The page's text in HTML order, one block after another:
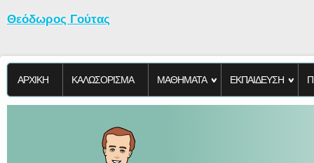
Θεόδωρος Γούτας
ΑΡΧΙΚΗ KΑΛΩΣΟΡΙΣΜΑ ΜΑΘΗΜΑΤΑ ΕΚΠΑΙΔΕΥΣΗ